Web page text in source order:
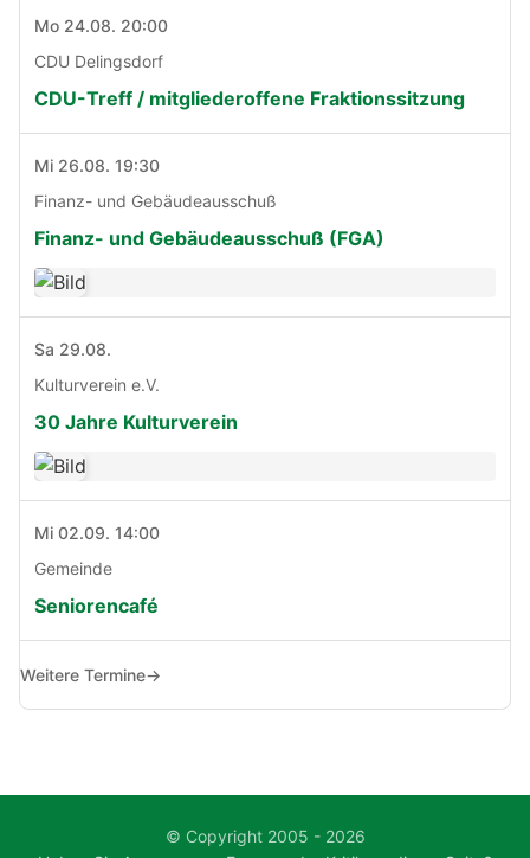
Mo 24.08. 20:00
CDU Delingsdorf
CDU-Treff / mitgliederoffene Fraktionssitzung
Mi 26.08. 19:30
Finanz- und Gebäudeausschuß
Finanz- und Gebäudeausschuß (FGA)
Sa 29.08.
Kulturverein e.V.
30 Jahre Kulturverein
Mi 02.09. 14:00
Gemeinde
Seniorencafé
Weitere Termine→
© Copyright 2005 - 2026